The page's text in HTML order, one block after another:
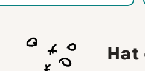
Hat